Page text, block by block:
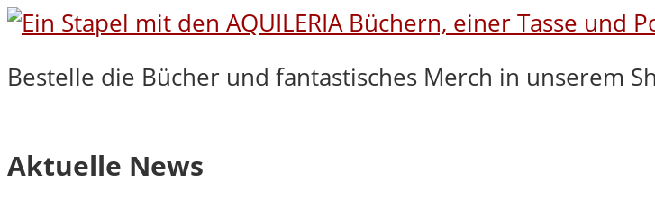
Bestelle die Bücher und fantastisches Merch in unserem
Aktuelle News